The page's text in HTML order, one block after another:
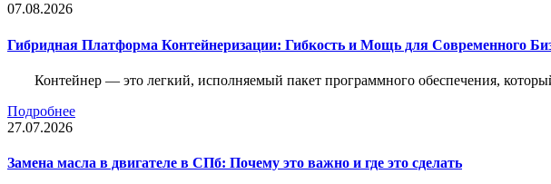
07.08.2026
Гибридная Платформа Контейнеризации: Гибкость и Мощь для Современного
Контейнер — это легкий, исполняемый пакет программного обеспечения,
Подробнее
27.07.2026
Замена масла в двигателе в СПб: Почему это важно и где это сделать